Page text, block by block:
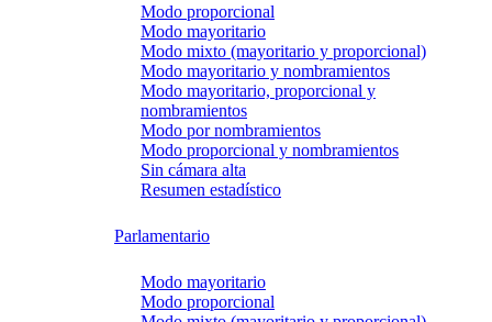
Modo proporcional
Modo mayoritario
Modo mixto (mayoritario y proporcional)
Modo mayoritario y nombramientos
Modo mayoritario, proporcional y
nombramientos
Modo por nombramientos
Modo proporcional y nombramientos
Sin cámara alta
Resumen estadístico
Parlamentario
Modo mayoritario
Modo proporcional